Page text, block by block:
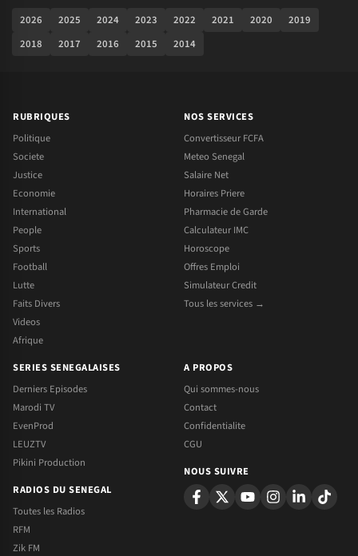
2026 2025 2024 2023 2022 2021 2020
2019
2018
2017 2016 2015 2014
RUBRIQUES
Politique
Societe
Justice
Economie
International
People
Sports
Football
Lutte
Faits Divers
Videos
Afrique
NOS SERVICES
Convertisseur FCFA
Meteo Senegal
Salaire Net
Horaires Priere
Pharmacie de Garde
Calculateur IMC
Horoscope
Offres Emploi
Simulateur Credit
Tous les services →
SERIES SENEGALAISES
Derniers Episodes
Marodi TV
EvenProd
LEUZTV
Pikini Production
RADIOS DU SENEGAL
Toutes les Radios
RFM
Zik FM
A PROPOS
Qui sommes-nous
Contact
Confidentialite
CGU
NOUS SUIVRE